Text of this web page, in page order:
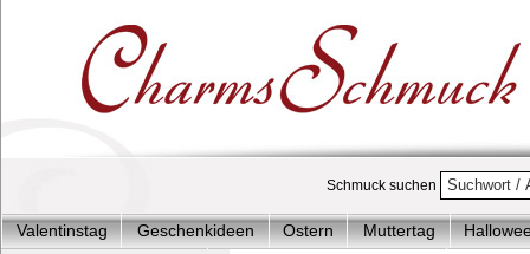
Schmuck suchen
Valentinstag Geschenkideen Ostern Muttertag